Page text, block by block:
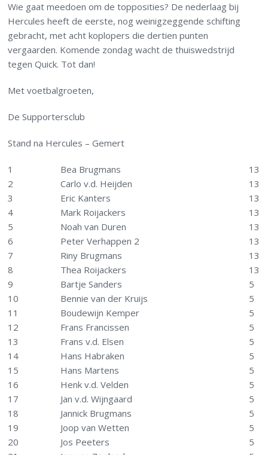
Wie gaat meedoen om de topposities? De nederlaag bij
Hercules heeft de eerste, nog weinigzeggende schifting
gebracht, met acht koplopers die dertien punten
vergaarden. Komende zondag wacht de thuiswedstrijd
tegen Quick. Tot dan!
Met voetbalgroeten,
De Supportersclub
Stand na Hercules – Gemert
1 Bea Brugmans
13
2
Carlo v.d. Heijden
13
3
Eric Kanters
13
4
Mark Roijackers
13
5
Noah van Duren
13
6
Peter Verhappen 2
13
7
Riny Brugmans
13
8
Thea Roijackers
13
9
Bartje Sanders
5
10
Bennie van der Kruijs
5
11
Boudewijn Kemper
5
12
Frans Francissen
5
13
Frans v.d. Elsen
5
14
Hans Habraken
5
15
Hans Martens
5
16
Henk v.d. Velden
5
17
Jan v.d. Wijngaard
5
18
Jannick Brugmans
5
19
Joop van Wetten
5
20
Jos Peeters
5